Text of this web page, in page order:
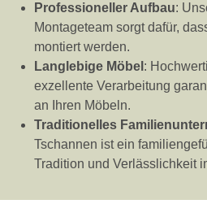
Professioneller Aufbau:
Montageteam sorgt dafür,
montiert werden.
Langlebige Möbel :
exzellente Verarbeitung
an Ihren Möbeln.
Traditionelles
Tschannen ist ein
Tradition und Verlässlichkeit